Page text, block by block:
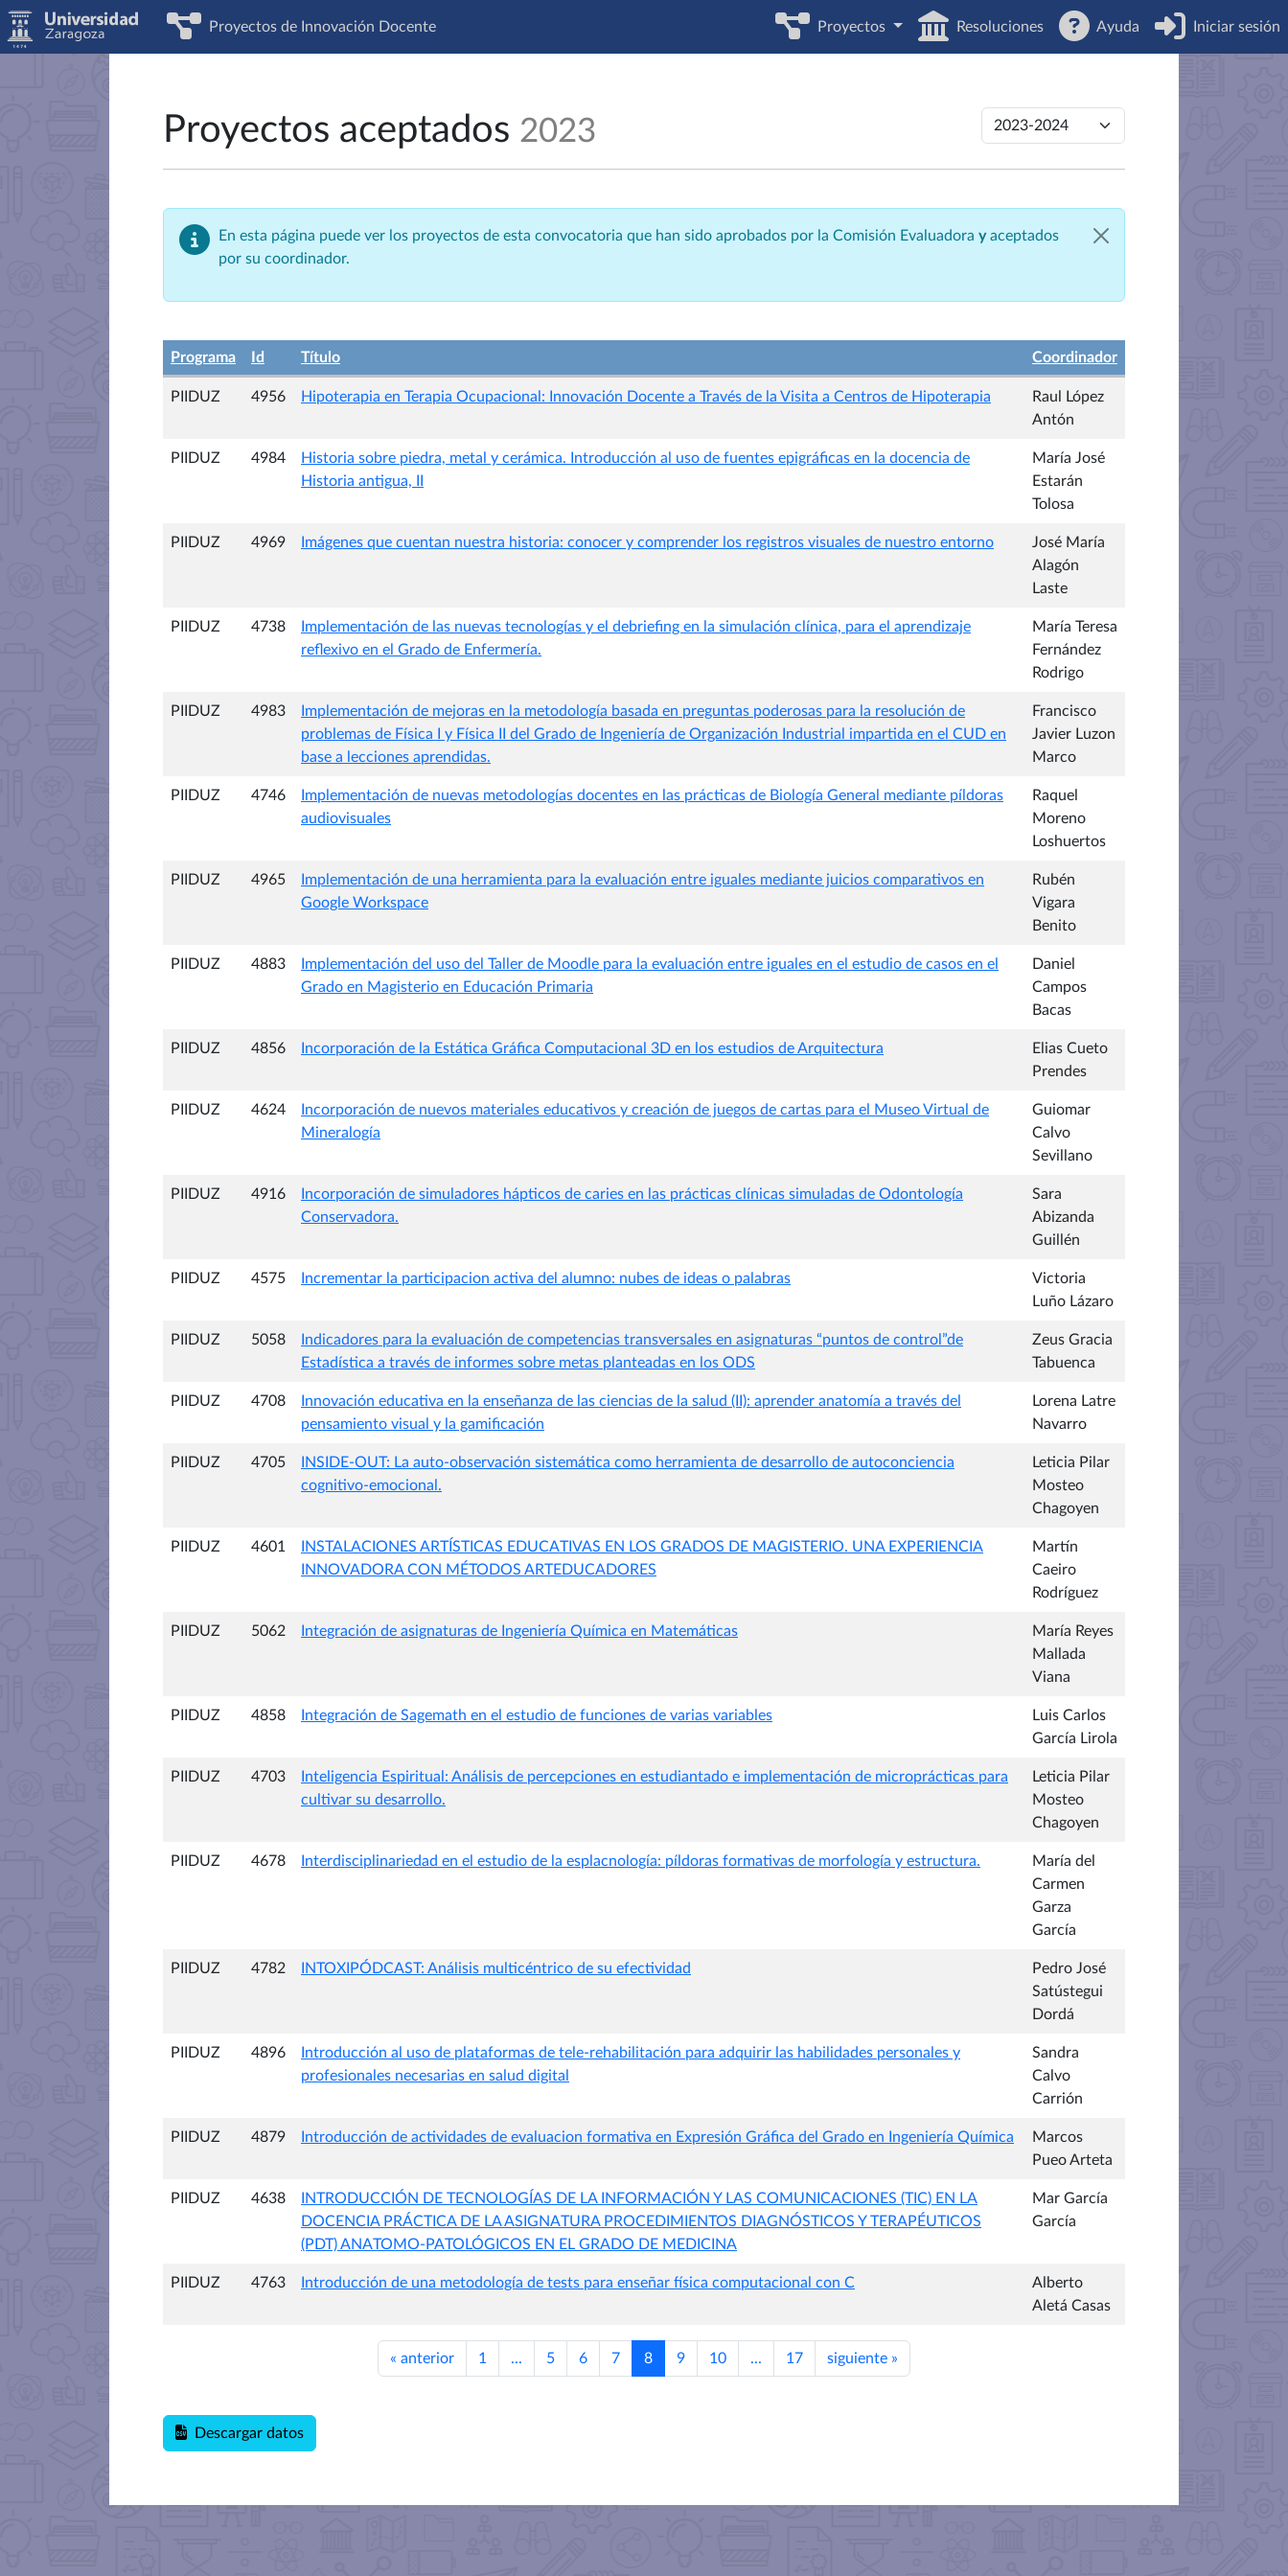
Proyectos de Innovación Docente Proyectos Resoluciones Ayuda Iniciar sesión
Proyectos aceptados 2023
En esta página puede ver los proyectos de esta convocatoria que han sido aprobados por la Comisión Evaluadora yaceptados
por su coordinador.
Programa Id Título Coordinador
PIIDUZ 4956 Hipoterapia en Terapia Ocupacional: Innovación Docente a Través de la Visita a Centros de Hipoterapia
Raul López
Antón
PIIDUZ 4984
Historia sobre piedra, metal y cerámica. Introducción al uso de fuentes epigráficas en la docencia de
Historia antigua, II
María José
Estarán
Tolosa
PIIDUZ 4969 Imágenes que cuentan nuestra historia: conocer y comprender los registros visuales de nuestro entorno
José María
Alagón
Laste
PIIDUZ 4738
Implementación de las nuevas tecnologías y el debriefing en la simulación clínica, para el aprendizaje
reflexivo en el Grado de Enfermería.
María Teresa
Fernández
Rodrigo
PIIDUZ 4983
Implementación de mejoras en la metodología basada en preguntas poderosas para la resolución de
problemas de Física I y Física II del Grado de Ingeniería de Organización Industrial impartida en el CUD en
base a lecciones aprendidas.
Francisco
Javier Luzon
Marco
PIIDUZ 4746
Implementación de nuevas metodologías docentes en las prácticas de Biología General mediante píldoras
audiovisuales
Raquel
Moreno
Loshuertos
PIIDUZ 4965
Implementación de una herramienta para la evaluación entre iguales mediante juicios comparativos en
Google Workspace
Rubén
Vigara
Benito
PIIDUZ 4883
Implementación del uso del Taller de Moodle para la evaluación entre iguales en el estudio de casos en el
Grado en Magisterio en Educación Primaria
Daniel
Campos
Bacas
PIIDUZ 4856 Incorporación de la Estática Gráfica Computacional 3D en los estudios de Arquitectura
Elias Cueto
Prendes
PIIDUZ 4624
Incorporación de nuevos materiales educativos y creación de juegos de cartas para el Museo Virtual de
Mineralogía
Guiomar
Calvo
Sevillano
PIIDUZ 4916
Incorporación de simuladores hápticos de caries en las prácticas clínicas simuladas de Odontología
Conservadora.
Sara
Abizanda
Guillén
PIIDUZ 4575 Incrementar la participacion activa del alumno: nubes de ideas o palabras
Victoria
Luño Lázaro
PIIDUZ 5058
Indicadores para la evaluación de competencias transversales en asignaturas “puntos de control”de
Estadística a través de informes sobre metas planteadas en los ODS
Zeus Gracia
Tabuenca
PIIDUZ 4708
Innovación educativa en la enseñanza de las ciencias de la salud (II): aprender anatomía a través del
pensamiento visual y la gamificación
Lorena Latre
Navarro
PIIDUZ 4705
INSIDE-OUT: La auto-observación sistemática como herramienta de desarrollo de autoconciencia
cognitivo-emocional.
Leticia Pilar
Mosteo
Chagoyen
PIIDUZ 4601
INSTALACIONES ARTÍSTICAS EDUCATIVAS EN LOS GRADOS DE MAGISTERIO. UNA EXPERIENCIA
INNOVADORA CON MÉTODOS ARTEDUCADORES
Martín
Caeiro
Rodríguez
PIIDUZ 5062 Integración de asignaturas de Ingeniería Química en Matemáticas
María Reyes
Mallada
Viana
PIIDUZ 4858 Integración de Sagemath en el estudio de funciones de varias variables
Luis Carlos
García Lirola
PIIDUZ 4703
Inteligencia Espiritual: Análisis de percepciones en estudiantado e implementación de microprácticas para
cultivar su desarrollo.
Leticia Pilar
Mosteo
Chagoyen
PIIDUZ 4678 Interdisciplinariedad en el estudio de la esplacnología: píldoras formativas de morfología y estructura.
María del
Carmen
Garza
García
PIIDUZ 4782 INTOXIPÓDCAST: Análisis multicéntrico de su efectividad
Pedro José
Satústegui
Dordá
PIIDUZ 4896
Introducción al uso de plataformas de tele-rehabilitación para adquirir las habilidades personales y
profesionales necesarias en salud digital
Sandra
Calvo
Carrión
PIIDUZ 4879 Introducción de actividades de evaluacion formativa en Expresión Gráfica del Grado en Ingeniería Química
Marcos
Pueo Arteta
PIIDUZ 4638
INTRODUCCIÓN DE TECNOLOGÍAS DE LA INFORMACIÓN Y LAS COMUNICACIONES (TIC) EN LA
DOCENCIA PRÁCTICA DE LA ASIGNATURA PROCEDIMIENTOS DIAGNÓSTICOS Y TERAPÉUTICOS
(PDT) ANATOMO-PATOLÓGICOS EN EL GRADO DE MEDICINA
Mar García
García
PIIDUZ 4763 Introducción de una metodología de tests para enseñar física computacional con C
Alberto
Aletá Casas
« anterior 1 ... 5 6 7 8 9 10 ... 17 siguiente »
Descargar datos